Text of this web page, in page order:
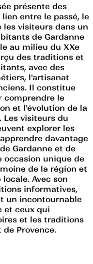
présente des
entre le passé, le
les visiteurs dans un
de Gardanne
au milieu du XXe
des traditions et
avec des
l'artisanat
Il constitue
comprendre le
et l'évolution de la
visiteurs du
explorer les
davantage
Gardanne et de
occasion unique de
de la région et
Avec son
informatives,
un incontournable
et ceux qui
et les traditions
Provence.